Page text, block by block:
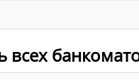
всех